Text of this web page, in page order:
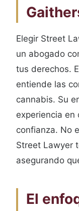
Elegir Street
un abogado
tus derechos.
entiende las
cannabis. Su
experiencia en
confianza. No
Street Lawyer
asegurando
El